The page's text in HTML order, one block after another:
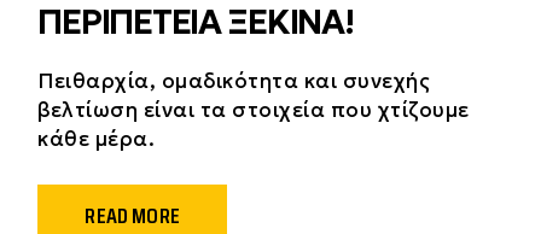
ΠΕΡΙΠΈΤΕΙΑ ΞΕΚΙΝΆ!
Πειθαρχία, ομαδικότητα και συνεχής
βελτίωση είναι τα στοιχεία που χτίζουμε
κάθε μέρα.
READ MORE